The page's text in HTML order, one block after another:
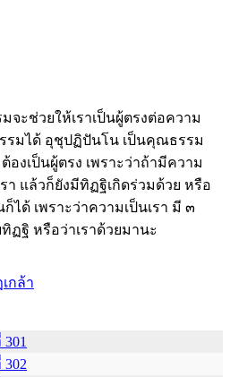
จะช่วยให้เราเป็นผู้ตรงต่อความ
รมได้ อุชุปฏิปันโน เป็นคุณธรรม
งเป็นผู้ตรง เพราะว่าถ้ามีความ
รา แล้วก็ยังมีทิฏฐิเกิดร่วมด้วย หรือ
ด้ เพราะว่าความเป็นเรา มี ๓
ทิฏฐิ หรือว่าเราด้วยมานะ
กล้า